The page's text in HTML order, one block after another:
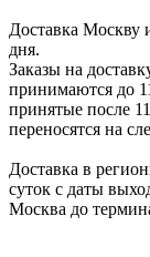
Доставка Москву
дня.
Заказы на
принимаются до
принятые после
переносятся на
Доставка в
суток с даты
Москва до